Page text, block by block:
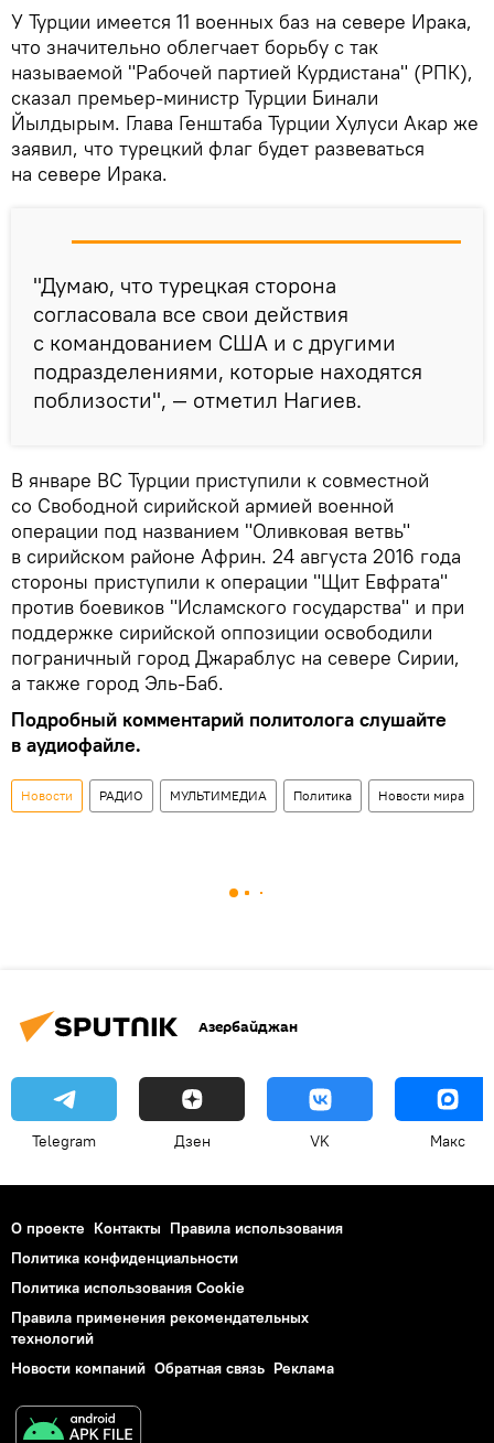
У Турции имеется 11 военных баз на севере Ирака,
что значительно облегчает борьбу с так
называемой "Рабочей партией Курдистана" (РПК),
сказал премьер-министр Турции Бинали
Йылдырым. Глава Генштаба Турции Хулуси Акар же
заявил, что турецкий флаг будет развеваться
на севере Ирака.
"Думаю, что турецкая сторона
согласовала все свои действия
с командованием США и с другими
подразделениями, которые находятся
поблизости", — отметил Нагиев.
В январе ВС Турции приступили к совместной
со Свободной сирийской армией военной
операции под названием "Оливковая ветвь"
в сирийском районе Африн. 24 августа 2016 года
стороны приступили к операции "Щит Евфрата"
против боевиков "Исламского государства" и при
поддержке сирийской оппозиции освободили
пограничный город Джараблус на севере Сирии,
а также город Эль-Баб.
Подробный комментарий политолога слушайте
в аудиофайле.
Новости РАДИО МУЛЬТИМЕДИА Политика Новости мира
Азербайджан
Telegram Дзен VK Макс
О проекте Контакты Правила использования
Политика конфиденциальности
Политика использования Cookie
Правила применения рекомендательных
технологий
Новости компаний Обратная связь Реклама